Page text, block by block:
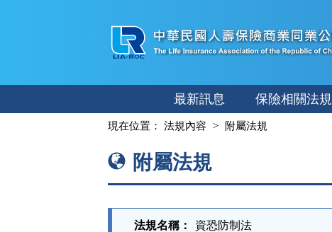
容
最新訊息 保險相關法規
現在位置： 法規內容 附屬法規
附屬法規
法規名稱：
資恐防制法